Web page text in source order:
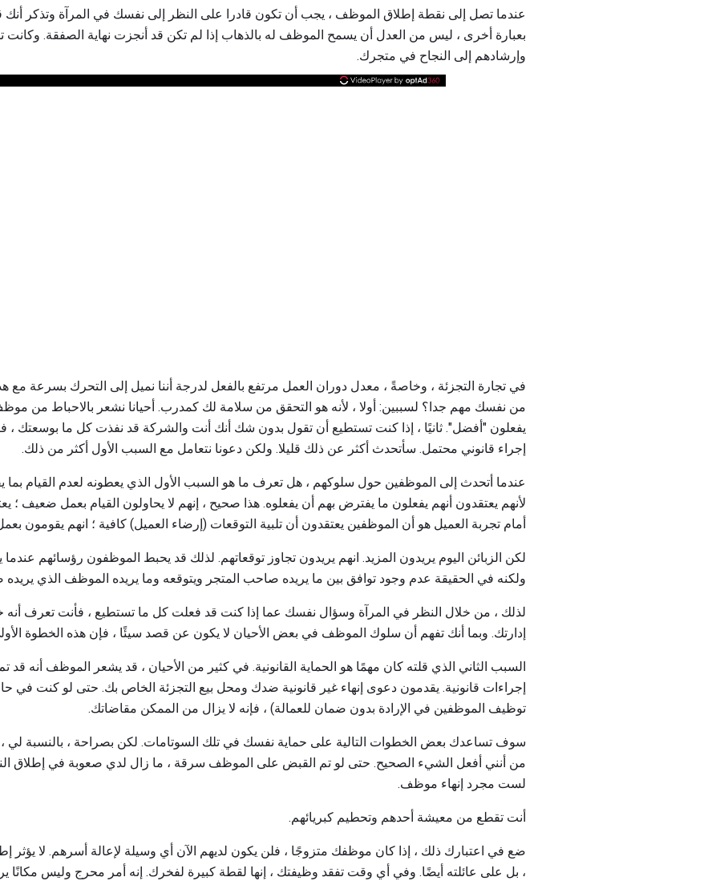
عندما تصل إلى نقطة إطلاق الموظف ، يجب أن تكون قادرا على النظر إلى نفسك في المرآة وتذكر أنك
بعبارة أخرى ، ليس من العدل أن يسمح الموظف له بالذهاب إذا لم تكن قد أنجزت نهاية الصفقة. وكانت
وإرشادهم إلى النجاح في متجرك.
في تجارة التجزئة ، وخاصةً ، معدل دوران العمل مرتفع بالفعل لدرجة أننا نميل إلى التحرك بسرعة مع
من نفسك مهم جدا؟ لسببين: أولا ، لأنه هو التحقق من سلامة لك كمدرب. أحيانا نشعر بالاحباط من
يفعلون "أفضل". ثانيًا ، إذا كنت تستطيع أن تقول بدون شك أنك أنت والشركة قد نفذت كل ما بوسعتك
إجراء قانوني محتمل. سأتحدث أكثر عن ذلك قليلا. ولكن دعونا نتعامل مع السبب الأول أكثر من ذلك.
عندما أتحدث إلى الموظفين حول سلوكهم ، هل تعرف ما هو السبب الأول الذي يعطونه لعدم القيام بما
لأنهم يعتقدون أنهم يفعلون ما يفترض بهم أن يفعلوه. هذا صحيح ، إنهم لا يحاولون القيام بعمل ضعيف ؛
أمام تجربة العميل هو أن الموظفين يعتقدون أن تلبية التوقعات (إرضاء العميل) كافية ؛ انهم يقومون
لكن الزبائن اليوم يريدون المزيد. انهم يريدون تجاوز توقعاتهم. لذلك قد يحبط الموظفون رؤسائهم عندما
ولكنه في الحقيقة عدم وجود توافق بين ما يريده صاحب المتجر ويتوقعه وما يريده الموظف الذي
لذلك ، من خلال النظر في المرآة وسؤال نفسك عما إذا كنت قد فعلت كل ما تستطيع ، فأنت تعرف
إدارتك. وبما أنك تفهم أن سلوك الموظف في بعض الأحيان لا يكون عن قصد سيئًا ، فإن هذه الخطوة
السبب الثاني الذي قلته كان مهمًا هو الحماية القانونية. في كثير من الأحيان ، قد يشعر الموظف أنه
إجراءات قانونية. يقدمون دعوى إنهاء غير قانونية ضدك ومحل بيع التجزئة الخاص بك. حتى لو كنت في
توظيف الموظفين في الإرادة بدون ضمان للعمالة) ، فإنه لا يزال من الممكن مقاضاتك.
سوف تساعدك بعض الخطوات التالية على حماية نفسك في تلك السوتامات. لكن بصراحة ، بالنسبة لي ،
من أنني أفعل الشيء الصحيح. حتى لو تم القبض على الموظف سرقة ، ما زال لدي صعوبة في إطلاق
لست مجرد إنهاء موظف.
أنت تقطع من معيشة أحدهم وتحطيم كبريائهم.
ضع في اعتبارك ذلك ، إذا كان موظفك متزوجًا ، فلن يكون لديهم الآن أي وسيلة لإعالة أسرهم. لا
، بل على عائلته أيضًا. وفي أي وقت تفقد وظيفتك ، إنها لقطة كبيرة لفخرك. إنه أمر محرج وليس